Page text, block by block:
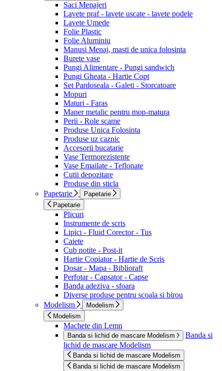
Saci Menajeri
Lavete praf - lavete uscate - lavete podele
Lavete Umede
Folie Plastic
Folie Aluminiu
Manusi Menaj, masti de unica folosinta
Burete vase
Pungi Alimentare - Pungi sandwich
Pungi Gheata - Hartie Copt
Set Pardoseala - Galeti - Storcatoare
Mopuri
Maturi - Faras
Maner metalic pentru mop-matura
Perii - Role scame
Produse Unica Folosinta
Produse uz caznic
Accesorii bucatarie
Vase Termorezistente
Vase Emailate - Teflonate
Cutii depozitare
Produse din sticla
Papetarie
Papetarie
Papetarie
Plicuri
Instrumente de scris
Lipici - Fluid Corector - Tus
Caiete
Cub notite - Post-it
Hartie Copiator - Hartie de Scris
Dosar - Mapa - Biblioraft
Perfotar - Capsator - Capse
Banda adeziva - sfoara
Diverse produse pentru scoala si birou
Modelism
Modelism
Modelism
Machete din Lemn
Banda si lichid de mascare Modelism
Banda si
lichid de mascare Modelism
Banda si lichid de mascare Modelism
Banda si lichid de mascare Modelism